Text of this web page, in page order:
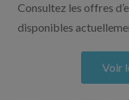
Consultez les offres
disponibles
Voir